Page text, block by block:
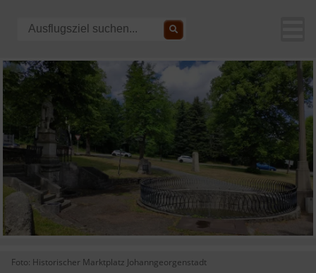
Foto: Historischer Marktplatz Johanngeorgenstadt